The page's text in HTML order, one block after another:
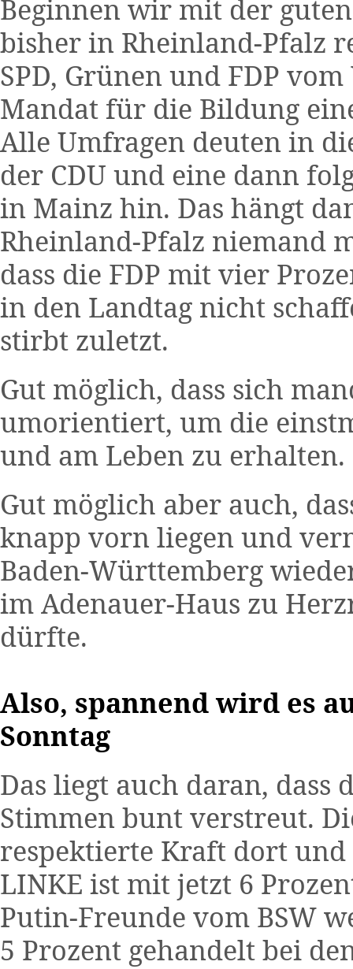
Beginnen wir mit der
bisher in Rheinland-Pfalz
SPD, Grünen und FDP
Mandat für die Bildung
Alle Umfragen deuten in
der CDU und eine dann
in Mainz hin. Das hängt
Rheinland-Pfalz niemand
dass die FDP mit vier
in den Landtag nicht
stirbt zuletzt.
Gut möglich, dass sich
umorientiert, um die
und am Leben zu erhalten.
Gut möglich aber auch,
knapp vorn liegen und
Baden-Württemberg
im Adenauer-Haus zu
dürfte.
Also, spannend wird es
Sonntag
Das liegt auch daran, dass
Stimmen bunt verstreut.
respektierte Kraft dort und
LINKE ist mit jetzt 6
Putin-Freunde vom BSW
5 Prozent gehandelt bei